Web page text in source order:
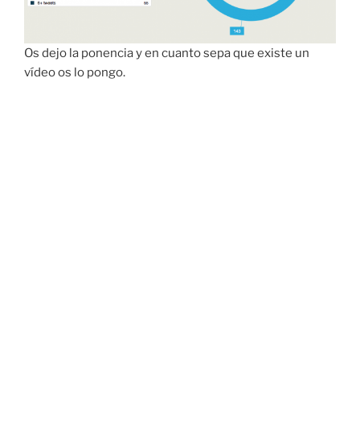
Os dejo la ponencia y en cuanto sepa que existe un
vídeo os lo pongo.